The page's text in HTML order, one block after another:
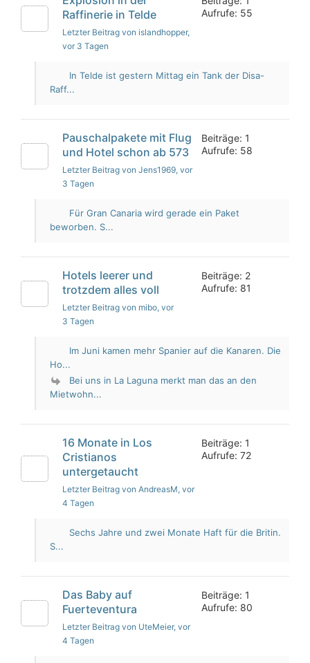
Raffinerie in Telde
Letzter Beitrag von islandhopper,
vor 3 Tagen
Aufrufe: 55
In Telde ist gestern Mittag ein Tank der Disa-
Raff...
Pauschalpakete mit Flug
und Hotel schon ab 573
Letzter Beitrag von Jens1969, vor
3 Tagen
Beiträge: 1
Aufrufe: 58
Für Gran Canaria wird gerade ein Paket
beworben. S...
Hotels leerer und
trotzdem alles voll
Letzter Beitrag von mibo, vor
3 Tagen
Beiträge: 2
Aufrufe: 81
Im Juni kamen mehr Spanier auf die Kanaren. Die
Ho...
Bei uns in La Laguna merkt man das an den
Mietwohn...
16 Monate in Los
Cristianos
untergetaucht
Letzter Beitrag von AndreasM, vor
4 Tagen
Beiträge: 1
Aufrufe: 72
Sechs Jahre und zwei Monate Haft für die Britin.
S...
Das Baby auf
Fuerteventura
Letzter Beitrag von UteMeier, vor
4 Tagen
Beiträge: 1
Aufrufe: 80